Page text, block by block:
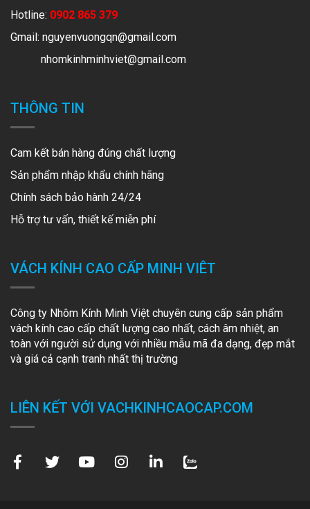
Hotline: 0902 865 379
Gmail: nguyenvuongqn@gmail.com
nhomkinhminhviet@gmail.com
THÔNG TIN
Cam kết bán hàng đúng chất lượng
Sản phẩm nhập khẩu chính hãng
Chính sách bảo hành 24/24
Hỗ trợ tư vấn, thiết kế miễn phí
VÁCH KÍNH CAO CẤP MINH VIÊT
Công ty Nhôm Kính Minh Việt chuyên cung cấp sản phẩm
vách kính cao cấp chất lượng cao nhất, cách âm nhiệt, an
toàn với người sử dụng với nhiều mẫu mã đa dạng, đẹp mắt
và giá cả cạnh tranh nhất thị trường
LIÊN KẾT VỚI VACHKINHCAOCAP.COM